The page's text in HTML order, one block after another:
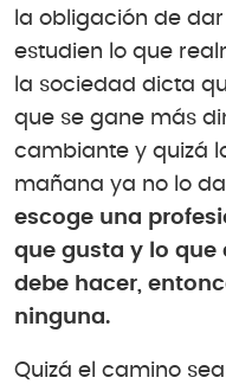
la obligación de
estudien lo que
la sociedad dicta
que se gane más
cambiante y quizá
mañana ya no lo
escoge una
que gusta y lo que
debe hacer,
ninguna.
Quizá el camino